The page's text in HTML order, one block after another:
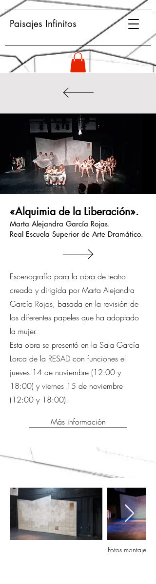
Paisajes Infinitos
«Alquimia de la Liberación».
Marta Alejandra García Rojas.
Real Escuela Superior de Arte Dramático.
Escenografía para la obra de teatro
creada y dirigida por Marta Alejandra
García Rojas, basada en la revisión de
los diferentes papeles que ha adoptado
la mujer.
Esta obra se presentó en la Sala García
Lorca de la RESAD con funciones el
jueves 14 de noviembre (12:00 y
18:00) y viernes 15 de noviembre
(12:00 y 18:00).
Más información
Fotos montaje